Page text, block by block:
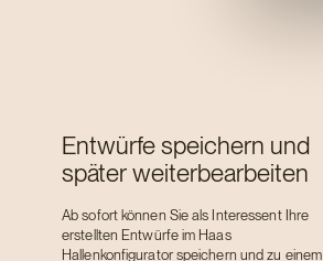
Entwürfe speichern und
später weiterbearbeiten
Ab sofort können Sie als Interessent Ihre
erstellten Entwürfe im Haas
Hallenkonfigurator speichern und zu einem